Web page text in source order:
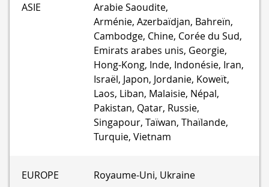
ASIE
Arabie Saoudite,
Arménie, Azerbaïdjan, Bahreïn,
Cambodge, Chine, Corée du Sud,
Emirats arabes unis, Georgie,
Hong-Kong, Inde, Indonésie, Iran,
Israël, Japon, Jordanie, Koweït,
Laos, Liban, Malaisie, Népal,
Pakistan, Qatar, Russie,
Singapour, Taïwan, Thaïlande,
Turquie, Vietnam
EUROPE Royaume-Uni, Ukraine